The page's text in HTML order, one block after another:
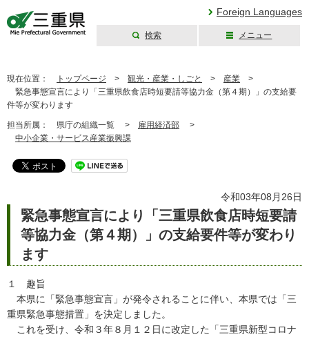
Foreign Languages
検索 メニュー
現在位置： トップページ > 観光・産業・しごと > 産業 >
緊急事態宣言により「三重県飲食店時短要請等協力金（第４期）」の支給要
件等が変わります
担当所属： 県庁の組織一覧 > 雇用経済部 >
中小企業・サービス産業振興課
令和03年08月26日
緊急事態宣言により「三重県飲食店時短要請
等協力金（第４期）」の支給要件等が変わり
ます
１ 趣旨
本県に「緊急事態宣言」が発令されることに伴い、本県では「三
重県緊急事態措置」を決定しました。
これを受け、令和３年８月１２日に改定した「三重県新型コロナ